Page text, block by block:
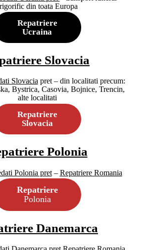
din toata Europa
Repatriere
Ucraina
Slovacia
Slovaciapret – din localitati precum:
Bystrica, Casovia, Bojnice, Trencin,
alte localitati
Repatriere
Slovacia
Polonia
Polonia pret– Repatriere Romania
Repatriere
Polonia
Danemarca